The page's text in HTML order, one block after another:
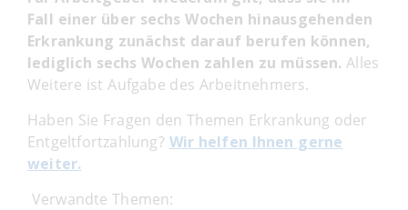
Fall einer über sechs Wochen hinausgehenden
Erkrankung zunächst darauf berufen können,
lediglich sechs Wochen zahlen zu müssen. Alles
Weitere ist Aufgabe des Arbeitnehmers.
Haben Sie Fragen den Themen Erkrankung oder
Entgeltfortzahlung? Wir helfen Ihnen gerne
weiter.
Verwandte Themen: